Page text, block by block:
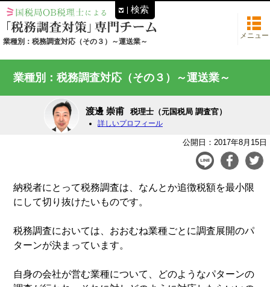
業種別：税務調査対応（その３）～運送業～
メニュー
業種別：税務調査対応（その３）～運送業～
渡邊 崇甫 税理士（元国税局 調査官）
詳しいプロフィール
公開日：2017年8月15日
納税者にとって税務調査は、なんとか追徴税額を最小限
にして切り抜けたいものです。
税務調査においては、おおむね業種ごとに調査展開のパ
ターンが決まっています。
自身の会社が営む業種について、どのようなパターンの
検索